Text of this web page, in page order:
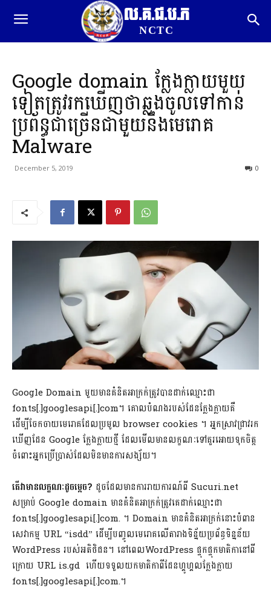
ល.គ.ជ.ប.ភ
NCTC
Google domain ក្លែងក្លាយមួយ
ទៀតត្រូវរកឃើញថាឆ្លងចូលទៅកាន់
ប្រព័ន្ធជាច្រើនជាមួយនឹងមេរោគ
Malware
December 5, 2019 0
Google Domain មួយមានគំនិតអាក្រក់ត្រូវបានដាក់ឈ្មោះជា
fonts[.]googlesapi[.]com។ គោលបំណងរបស់ដែនក្លែងក្លាយគឺ
ដើម្បីចែកចាយមេរោគដែលប្រមូល browser cookies ។ អ្នកស្រាវជ្រាវរក
ឃើញដែន Google ក្លែងក្លាយថ្មី ដែលមើលមានលក្ខណៈទៅគួរអោយទុកចិត្ត
ចំពោះអ្នកប្រើប្រាស់ដែលមិនមានការសង្ស័យ។
តើវាមានលក្ខណៈដូចម្តេច? ដូចដែលមានការរាយការណ៍ពី Sucuri.net
សម្រាប់ Google domain មានគំនិតអាក្រក់ត្រូវគេដាក់ឈ្មោះជា
fonts[.]googlesapi[.]com. ។ Domain មានគំនិតអាក្រក់នោះបំពាន
សេវាកម្ម URL “isdd” ដើម្បីបញ្ចូលមេរោគលើតារាងទិន្ន័យប្រព័ន្ធទិន្នន័យ
WordPress របស់អតិថិជន។ នៅពេលWordPress ផ្ទុកផ្ទុកមាតិកានៅពី
ក្រោយ URL is.gd ហើយទទួលយកមាតិកាពីដែនហ្គូហ្គលក្លែងក្លាយ
fonts[.]googlesapi[.]com.។